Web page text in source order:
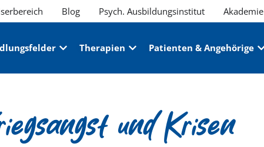
Blog Psych. Ausbildungsinstitut Akademie
Therapien Patienten & Angehörige
und Krisen